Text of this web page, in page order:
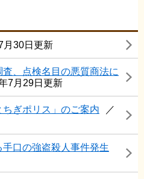
月30日更新
、点検名目の悪質商法に
7月29日更新
ぎポリス」のご案内
口の強盗殺人事件発生